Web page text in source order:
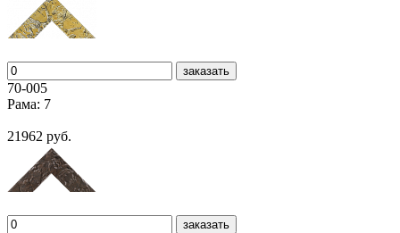
заказать
70-005
Рама: 7
21962 руб.
заказать